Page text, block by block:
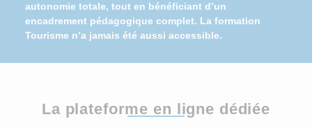
autonomie totale, tout en bénéficiant d’un
encadrement pédagogique complet. La formation
Tourisme n’a jamais été aussi accessible.
La plateforme en ligne dédiée